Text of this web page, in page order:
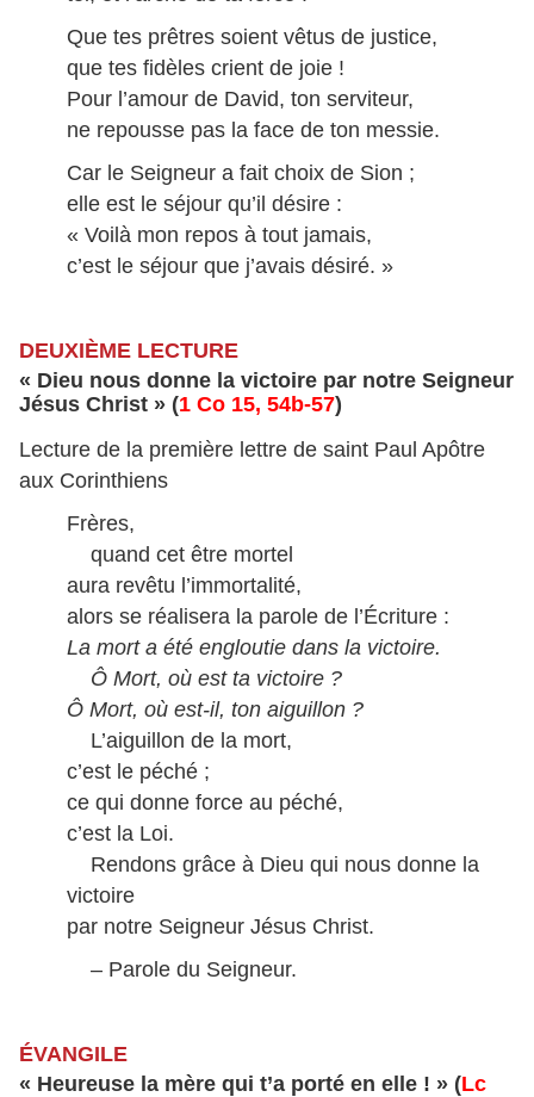
Que tes prêtres soient vêtus de justice,
que tes fidèles crient de joie !
Pour l’amour de David, ton serviteur,
ne repousse pas la face de ton messie.
Car le Seigneur a fait choix de Sion ;
elle est le séjour qu’il désire :
« Voilà mon repos à tout jamais,
c’est le séjour que j’avais désiré. »
DEUXIÈME LECTURE
« Dieu nous donne la victoire par notre Seigneur
Jésus Christ » (1 Co 15, 54b-57)
Lecture de la première lettre de saint Paul Apôtre
aux Corinthiens
Frères,
quand cet être mortel
aura revêtu l’immortalité,
alors se réalisera la parole de l’Écriture :
La mort a été engloutie dans la victoire.
Ô Mort, où est ta victoire ?
Ô Mort, où est-il, ton aiguillon ?
L’aiguillon de la mort,
c’est le péché ;
ce qui donne force au péché,
c’est la Loi.
Rendons grâce à Dieu qui nous donne la
victoire
par notre Seigneur Jésus Christ.
– Parole du Seigneur.
ÉVANGILE
« Heureuse la mère qui t’a porté en elle ! » (Lc